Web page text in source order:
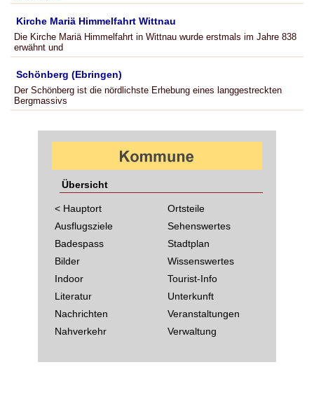
Kirche Mariä Himmelfahrt Wittnau
Die Kirche Mariä Himmelfahrt in Wittnau wurde erstmals im Jahre 838
erwähnt und
Schönberg (Ebringen)
Der Schönberg ist die nördlichste Erhebung eines langgestreckten
Bergmassivs
Übersicht
< Hauptort
Ausflugsziele
Badespass
Bilder
Indoor
Literatur
Nachrichten
Nahverkehr
Ortsteile
Sehenswertes
Stadtplan
Wissenswertes
Tourist-Info
Unterkunft
Veranstaltungen
Verwaltung